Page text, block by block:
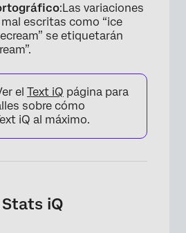
:Las variaciones
escritas como “ice
se etiquetarán
el Text iQ página para
sobre cómo
iQ al máximo.
iQ